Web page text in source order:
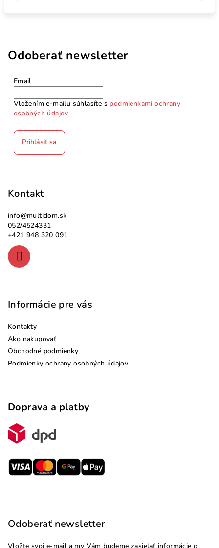
Odoberať newsletter
Email
Vložením e-mailu súhlasíte s podmienkami ochrany
osobných údajov
Prihlásiť sa
Kontakt
info@multidom.sk
052/4524331
+421 948 320 091
Informácie pre vás
Kontakty
Ako nakupovať
Obchodné podmienky
Podmienky ochrany osobných údajov
Doprava a platby
Odoberať newsletter
Vložte svoj e-mail a my Vám budeme zasielať informácie o